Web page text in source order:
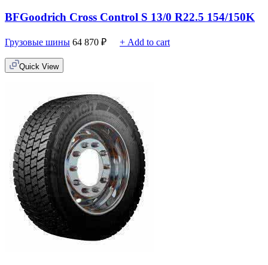
BFGoodrich Cross Control S 13/0 R22.5 154/150K
Грузовые шины 64 870 ₽ + Add to cart
Quick View